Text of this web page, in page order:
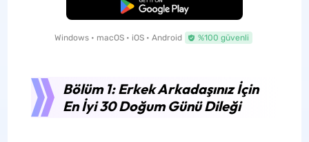
Ücretsiz İndirme
Windows • macOS • iOS • Android %100 güvenli
Bölüm 1: Erkek Arkadaşınız İçin
En İyi 30 Doğum Günü Dileği